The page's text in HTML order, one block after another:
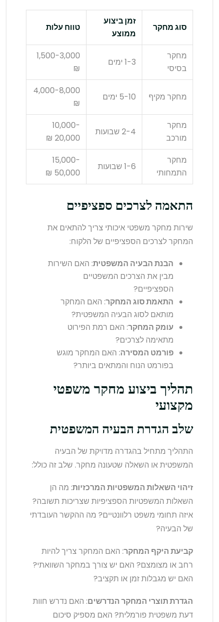
סוג מחקר
זמן ביצוע
ממוצע
טווח עלות
מחקר
בסיסי
1-3 ימים
1,500-3,000
₪
מחקר מקיף 5-10 ימים
4,000-8,000
₪
מחקר
מורכב
2-4 שבועות
10,000-
20,000 ₪
מחקר
התמחותי
1-6 שבועות
15,000-
50,000 ₪
התאמה לצרכים ספציפיים
שירות מחקר משפטי איכותי צריך להתאים את
המחקר לצרכים הספציפיים של הלקוח:
הבנת הבעיה המשפטית: האם השירות
מבין את הצרכים המשפטיים
הספציפיים?
התאמת סוג המחקר: האם המחקר
מותאם לסוג הבעיה המשפטית?
עומק המחקר: האם רמת הפירוט
מתאימה לצרכים?
פורמט המסירה: האם המחקר מוגש
בפורמט הנוח והמתאים ביותר?
תהליך ביצוע מחקר משפטי
מקצועי
שלב הגדרת הבעיה המשפטית
התהליך מתחיל בהגדרה מדויקת של הבעיה
המשפטית או השאלה שטעונה מחקר. שלב זה כולל:
זיהוי השאלות המשפטיות המרכזיות: מה הן
השאלות המשפטיות הספציפיות שצריכות תשובה?
איזה תחומי משפט רלוונטיים? מה ההקשר העובדתי
של הבעיה?
קביעת היקף המחקר: האם המחקר צריך להיות
רחב או מצומצם? האם יש צורך במחקר השוואתי?
האם יש מגבלות זמן או תקציב?
הגדרת תוצרי המחקר הנדרשים: האם נדרש חוות
דעת משפטית פורמלית? האם מספיק סיכום